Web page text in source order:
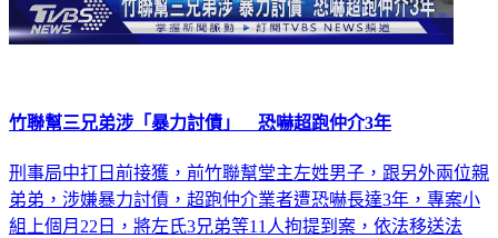
竹聯幫三兄弟涉「暴力討債」 恐嚇超跑仲介3年
刑事局中打日前接獲，前竹聯幫堂主左姓男子，跟另外兩位親
弟弟，涉嫌暴力討債，超跑仲介業者遭恐嚇長達3年，專案小
組上個月22日，將左氏3兄弟等11人拘提到案，依法移送法